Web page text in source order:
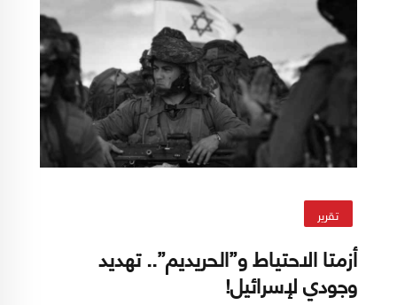
تقرير
أزمتا الاحتياط و”الحريديم”.. تهديد
وجودي لإسرائيل!